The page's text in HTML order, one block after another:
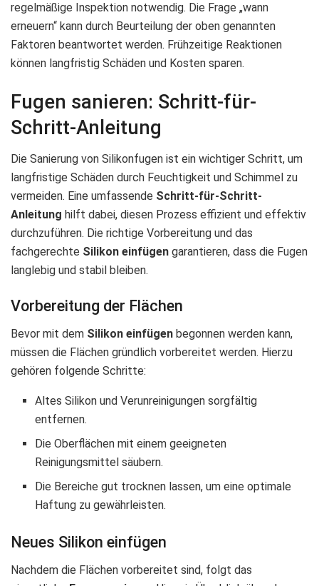
regelmäßige Inspektion notwendig. Die Frage „wann
erneuern“ kann durch Beurteilung der oben genannten
Faktoren beantwortet werden. Frühzeitige Reaktionen
können langfristig Schäden und Kosten sparen.
Fugen sanieren: Schritt-für-
Schritt-Anleitung
Die Sanierung von Silikonfugen ist ein wichtiger Schritt, um
langfristige Schäden durch Feuchtigkeit und Schimmel zu
vermeiden. Eine umfassende Schritt-für-Schritt-
Anleitung hilft dabei, diesen Prozess effizient und effektiv
durchzuführen. Die richtige Vorbereitung und das
fachgerechte Silikon einfügen garantieren, dass die Fugen
langlebig und stabil bleiben.
Vorbereitung der Flächen
Bevor mit dem Silikon einfügen begonnen werden kann,
müssen die Flächen gründlich vorbereitet werden. Hierzu
gehören folgende Schritte:
Altes Silikon und Verunreinigungen sorgfältig
entfernen.
Die Oberflächen mit einem geeigneten
Reinigungsmittel säubern.
Die Bereiche gut trocknen lassen, um eine optimale
Haftung zu gewährleisten.
Neues Silikon einfügen
Nachdem die Flächen vorbereitet sind, folgt das